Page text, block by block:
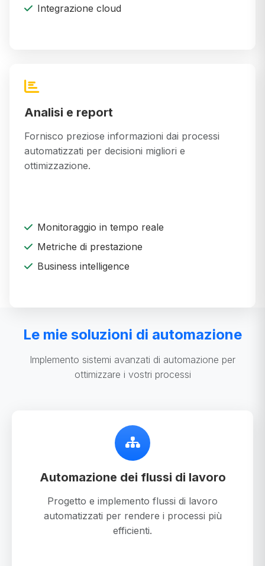
Integrazione cloud
Analisi e report
Fornisco preziose informazioni dai processi
automatizzati per decisioni migliori e
ottimizzazione.
Monitoraggio in tempo reale
Metriche di prestazione
Business intelligence
Le mie soluzioni di automazione
Implemento sistemi avanzati di automazione per
ottimizzare i vostri processi
Automazione dei flussi di lavoro
Progetto e implemento flussi di lavoro
automatizzati per rendere i processi più
efficienti.